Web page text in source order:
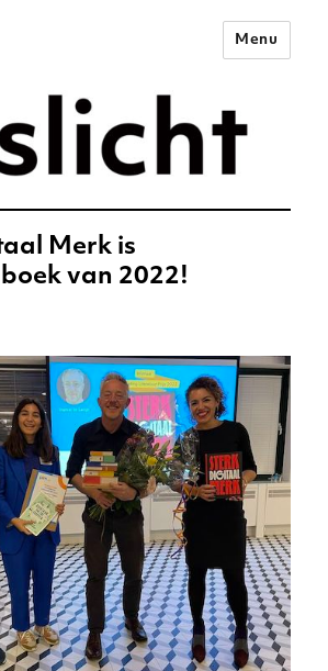
voor het
tijdperk –
Menu
Merk is
van 2022!